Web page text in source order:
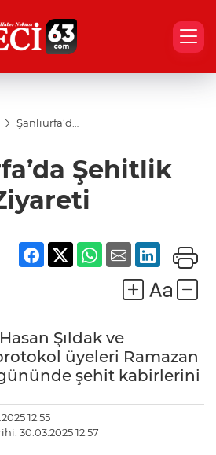
Şanlıurfa’da
Şehitlik
Şıldak ve
üyeleri Ramazan
şehit kabirlerini
12:55
30.03.2025 12:57